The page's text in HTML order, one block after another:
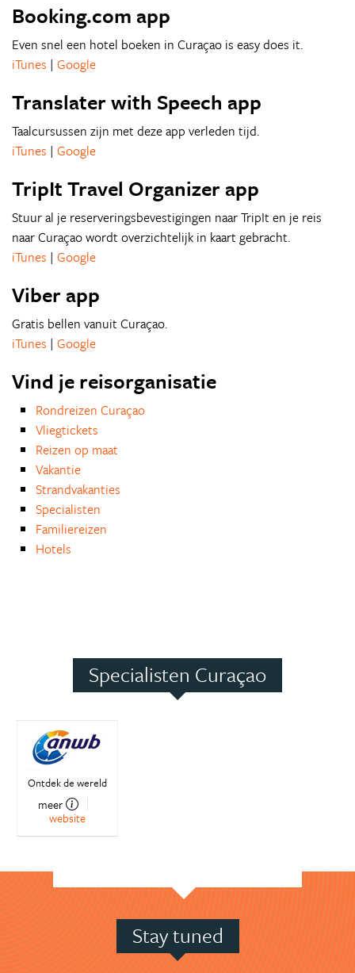
Booking.com app
Even snel een hotel boeken in Curaçao is easy does it.
iTunes | Google
Translater with Speech app
Taalcursussen zijn met deze app verleden tijd.
iTunes | Google
TripIt Travel Organizer app
Stuur al je reserveringsbevestigingen naar TripIt en je reis
naar Curaçao wordt overzichtelijk in kaart gebracht.
iTunes | Google
Viber app
Gratis bellen vanuit Curaçao.
iTunes | Google
Vind je reisorganisatie
Rondreizen Curaçao
Vliegtickets
Reizen op maat
Vakantie
Strandvakanties
Specialisten
Familiereizen
Hotels
Specialisten Curaçao
Ontdek de wereld
meer
website
Stay tuned